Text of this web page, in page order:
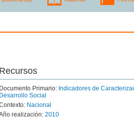
Recursos
Documento Primario: Indicadores de
Desarrollo Social
Nacional
realización: 2010